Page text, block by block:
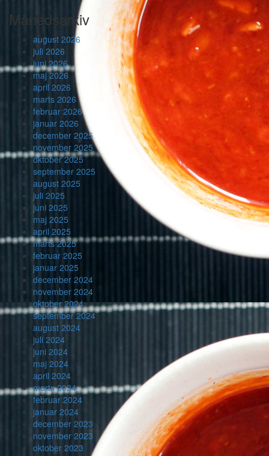
Månedsarkiv
august 2026
juli 2026
juni 2026
maj 2026
april 2026
marts 2026
februar 2026
januar 2026
december 2025
november 2025
oktober 2025
september 2025
august 2025
juli 2025
juni 2025
maj 2025
april 2025
marts 2025
februar 2025
januar 2025
december 2024
november 2024
oktober 2024
september 2024
august 2024
juli 2024
juni 2024
maj 2024
april 2024
marts 2024
februar 2024
januar 2024
december 2023
november 2023
oktober 2023